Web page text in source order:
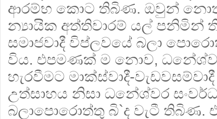
ආරම්භ කොට තිබිණ. ඔවුන්
න්‍යායික අත්තිවාරම් යල් පනිමින්
සමාජවාදී විප්ලවයේ බලා
විය. එපමණක් ම නොව,
හැරවීමට මාක්ස්වාදී-
උත්සාහය නිසා ධනේශ්වර
බලාපොරොත්තු බි`ද වැටී තිබිණ.